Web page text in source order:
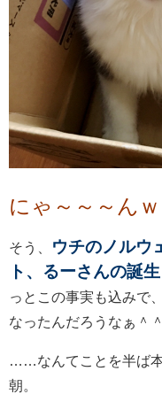
にゃ～～～んｗ
そう、
ウチのノルウ
ト、るーさんの誕
っとこの事実も込みで
なったんだろうなぁ＾
……なんてことを半ば
朝。